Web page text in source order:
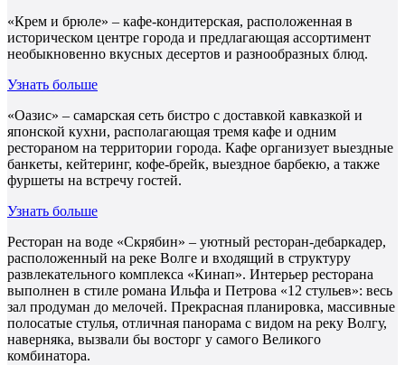
«Крем и брюле» – кафе-кондитерская, расположенная в
историческом центре города и предлагающая ассортимент
необыкновенно вкусных десертов и разнообразных блюд.
Узнать больше
«Оазис» – самарская сеть бистро с доставкой кавказкой и
японской кухни, располагающая тремя кафе и одним
рестораном на территории города. Кафе организует выездные
банкеты, кейтеринг, кофе-брейк, выездное барбекю, а также
фуршеты на встречу гостей.
Узнать больше
Ресторан на воде «Скрябин» – уютный ресторан-дебаркадер,
расположенный на реке Волге и входящий в структуру
развлекательного комплекса «Кинап». Интерьер ресторана
выполнен в стиле романа Ильфа и Петрова «12 стульев»: весь
зал продуман до мелочей. Прекрасная планировка, массивные
полосатые стулья, отличная панорама с видом на реку Волгу,
наверняка, вызвали бы восторг у самого Великого
комбинатора.